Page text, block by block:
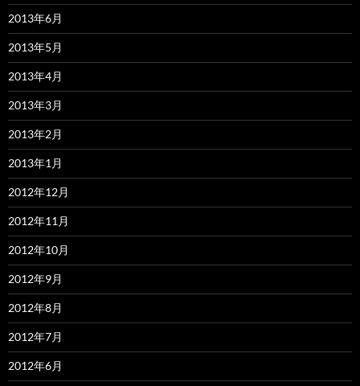
2013年6月
2013年5月
2013年4月
2013年3月
2013年2月
2013年1月
2012年12月
2012年11月
2012年10月
2012年9月
2012年8月
2012年7月
2012年6月